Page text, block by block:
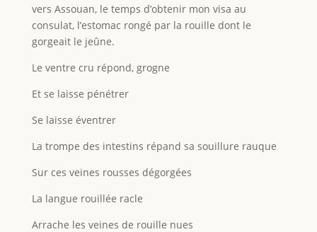
vers Assouan, le temps d’obtenir mon visa au
consulat, l’estomac rongé par la rouille dont le
gorgeait le jeûne.
Le ventre cru répond, grogne
Et se laisse pénétrer
Se laisse éventrer
La trompe des intestins répand sa souillure rauque
Sur ces veines rousses dégorgées
La langue rouillée racle
Arrache les veines de rouille nues